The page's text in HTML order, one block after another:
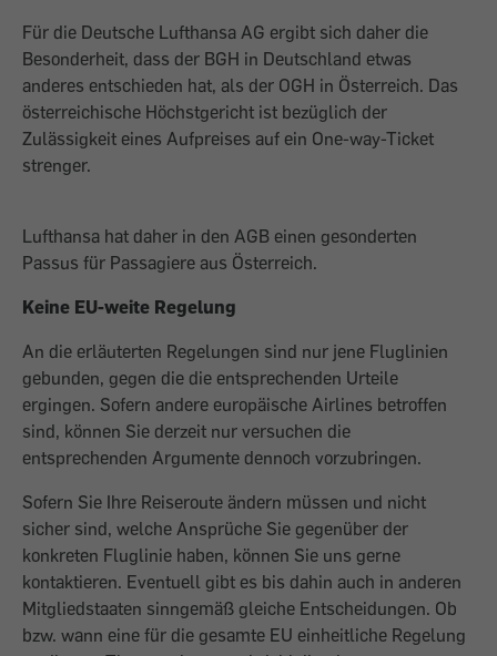
Für die Deutsche Lufthansa AG ergibt sich daher die
Besonderheit, dass der BGH in Deutschland etwas
anderes entschieden hat, als der OGH in Österreich. Das
österreichische Höchstgericht ist bezüglich der
Zulässigkeit eines Aufpreises auf ein One-way-Ticket
strenger.
Lufthansa hat daher in den AGB einen gesonderten
Passus für Passagiere aus Österreich.
Keine EU-weite Regelung
An die erläuterten Regelungen sind nur jene Fluglinien
gebunden, gegen die die entsprechenden Urteile
ergingen. Sofern andere europäische Airlines betroffen
sind, können Sie derzeit nur versuchen die
entsprechenden Argumente dennoch vorzubringen.
Sofern Sie Ihre Reiseroute ändern müssen und nicht
sicher sind, welche Ansprüche Sie gegenüber der
konkreten Fluglinie haben, können Sie uns gerne
kontaktieren. Eventuell gibt es bis dahin auch in anderen
Mitgliedstaaten sinngemäß gleiche Entscheidungen. Ob
bzw. wann eine für die gesamte EU einheitliche Regelung